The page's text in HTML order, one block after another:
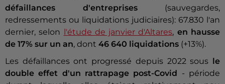
défaillances d'entreprises (sauvegardes,
redressements ou liquidations judiciaires): 67.830 l'an
dernier, selon
l'étude de janvier d'Altares, en hausse
de 17% sur un an, dont 46 640 liquidations (+13%).
Les défaillances ont progressé depuis 2022 sous
le
double effet d'un rattrapage post-Covid - période